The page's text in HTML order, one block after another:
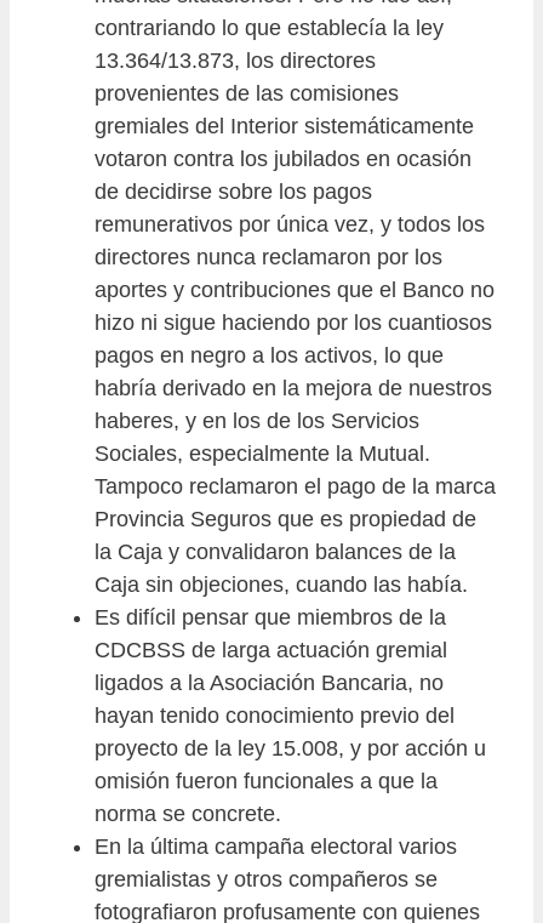
contrariando lo que establecía la ley
13.364/13.873, los directores
provenientes de las comisiones
gremiales del Interior sistemáticamente
votaron contra los jubilados en ocasión
de decidirse sobre los pagos
remunerativos por única vez, y todos los
directores nunca reclamaron por los
aportes y contribuciones que el Banco no
hizo ni sigue haciendo por los cuantiosos
pagos en negro a los activos, lo que
habría derivado en la mejora de nuestros
haberes, y en los de los Servicios
Sociales, especialmente la Mutual.
Tampoco reclamaron el pago de la marca
Provincia Seguros que es propiedad de
la Caja y convalidaron balances de la
Caja sin objeciones, cuando las había.
Es difícil pensar que miembros de la
CDCBSS de larga actuación gremial
ligados a la Asociación Bancaria, no
hayan tenido conocimiento previo del
proyecto de la ley 15.008, y por acción u
omisión fueron funcionales a que la
norma se concrete.
En la última campaña electoral varios
gremialistas y otros compañeros se
fotografiaron profusamente con quienes